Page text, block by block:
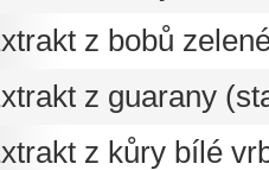
z bobů
z guarany
z kůry bílé